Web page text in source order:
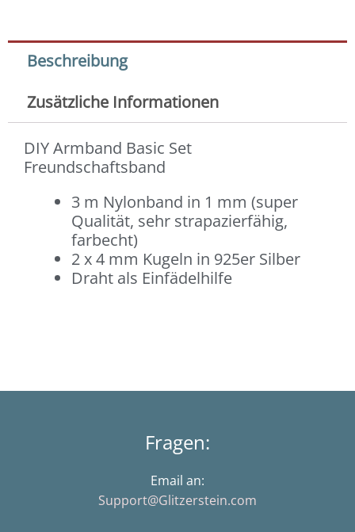
Menge
Beschreibung
Zusätzliche Informationen
DIY Armband Basic Set
Freundschaftsband
3 m Nylonband in 1 mm (super
Qualität, sehr strapazierfähig,
farbecht)
2 x 4 mm Kugeln in 925er Silber
Draht als Einfädelhilfe
Fragen:
Email an:
Support@Glitzerstein.com